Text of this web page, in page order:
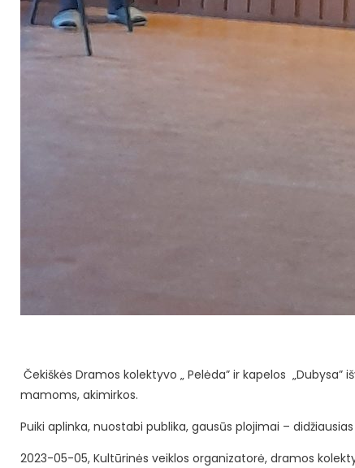
Čekiškės Dramos kolektyvo „ Pelėda” ir kapelos
mamoms, akimirkos.
Puiki aplinka, nuostabi publika, gausūs plojimai –
2023-05-05, Kultūrinės veiklos organizatorė, dramos